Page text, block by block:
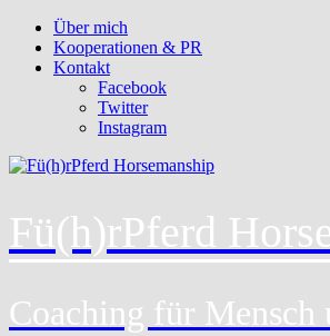
Über mich
Kooperationen & PR
Kontakt
Facebook
Twitter
Instagram
Fü(h)rPferd
Coaching für Mensch